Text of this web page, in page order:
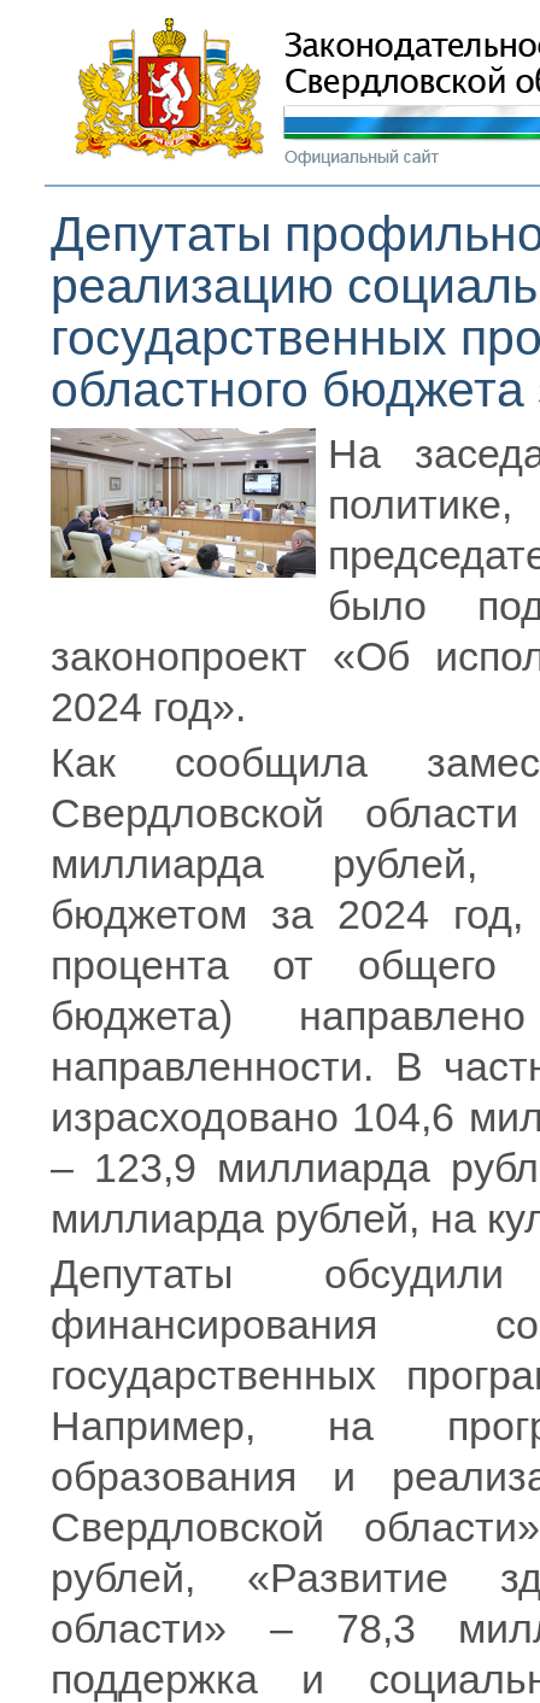
Депутаты
реализацию
государственных
областного бюджета
На
было
законопроект «Об
2024 год».
Как сообщила
Свердловской
миллиарда рублей,
бюджетом за 2024
процента от общего
бюджета)
направленности. В
израсходовано 104,6
– 123,9 миллиарда
миллиарда рублей, на
Депутаты обсудили
финансирования
государственных
Например, на
образования и
Свердловской
рублей, «Развитие
области» – 78,3
поддержка и